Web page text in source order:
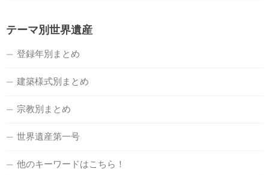
テーマ別世界遺産
登録年別まとめ
建築様式別まとめ
宗教別まとめ
世界遺産第一号
他のキーワードはこちら！